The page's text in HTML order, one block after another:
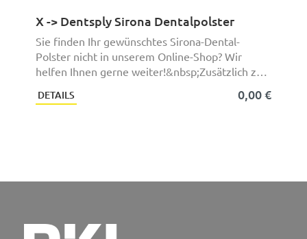
X -> Dentsply Sirona Dentalpolster
Sie finden Ihr gewünschtes Sirona-Dental-
Polster nicht in unserem Online-Shop? Wir
helfen Ihnen gerne weiter!&nbsp;Zusätzlich zu
0,00 €
DETAILS